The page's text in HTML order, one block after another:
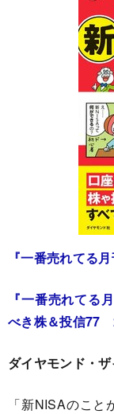
『一番売れてる
『一番売れてる
べき株＆投信77
ダイヤモンド・
「新NISAのこ